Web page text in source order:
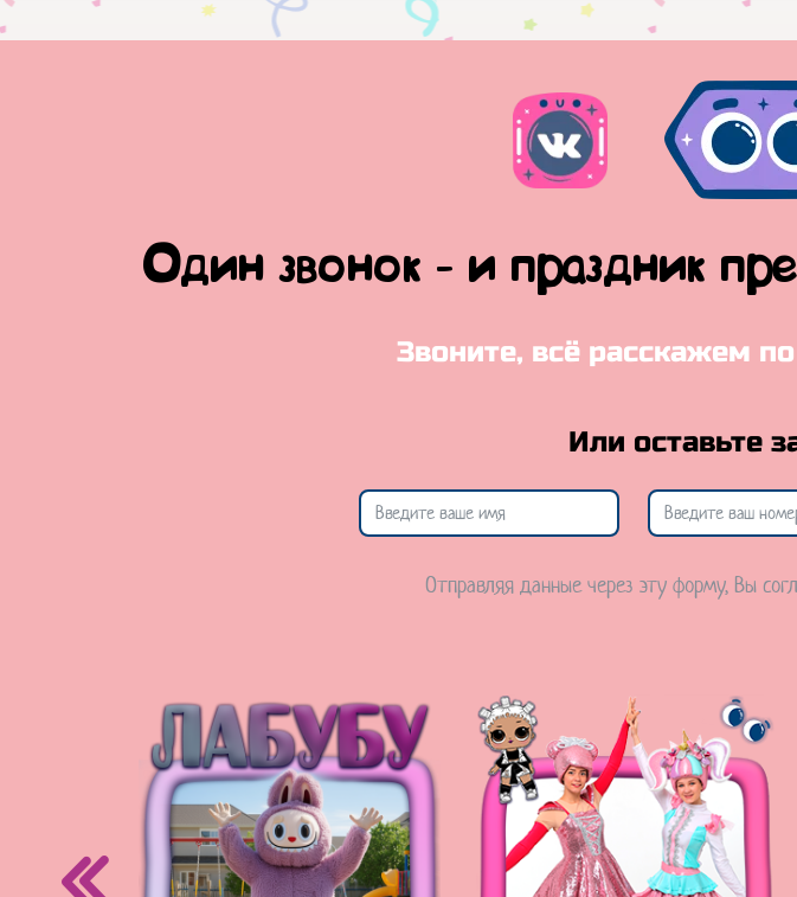
Один звонок - и праздник
Звоните, всё расскажем
Или оставьте
Отправляя данные через эту форму, Вы